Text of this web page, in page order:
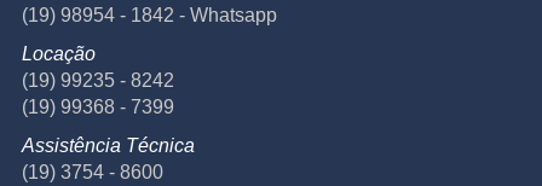
(19) 98954 - 1842 - Whatsapp
Locação
(19) 99235 - 8242
(19) 99368 - 7399
Assistência Técnica
(19) 3754 - 8600